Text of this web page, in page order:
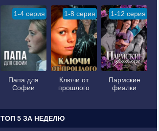
1-4 серия
Папа для
Софии
1-8 серия
Ключи от
прошлого
1-12 серия
Пармские
фиалки
ТОП 5 ЗА НЕДЕЛЮ